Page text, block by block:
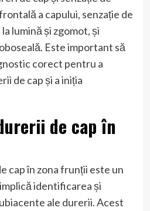
a capului, senzație de
lumină și zgomot, și
Este important să
corect pentru a
de cap și a iniția
de cap în
cap în zona frunții este un
identificarea și
ale durerii. Acest